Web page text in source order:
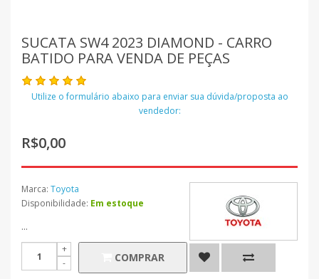
SUCATA SW4 2023 DIAMOND - CARRO
BATIDO PARA VENDA DE PEÇAS
Utilize o formulário abaixo para enviar sua dúvida/proposta ao
vendedor:
R$0,00
Marca: Toyota
Disponibilidade: Em estoque
...
COMPRAR